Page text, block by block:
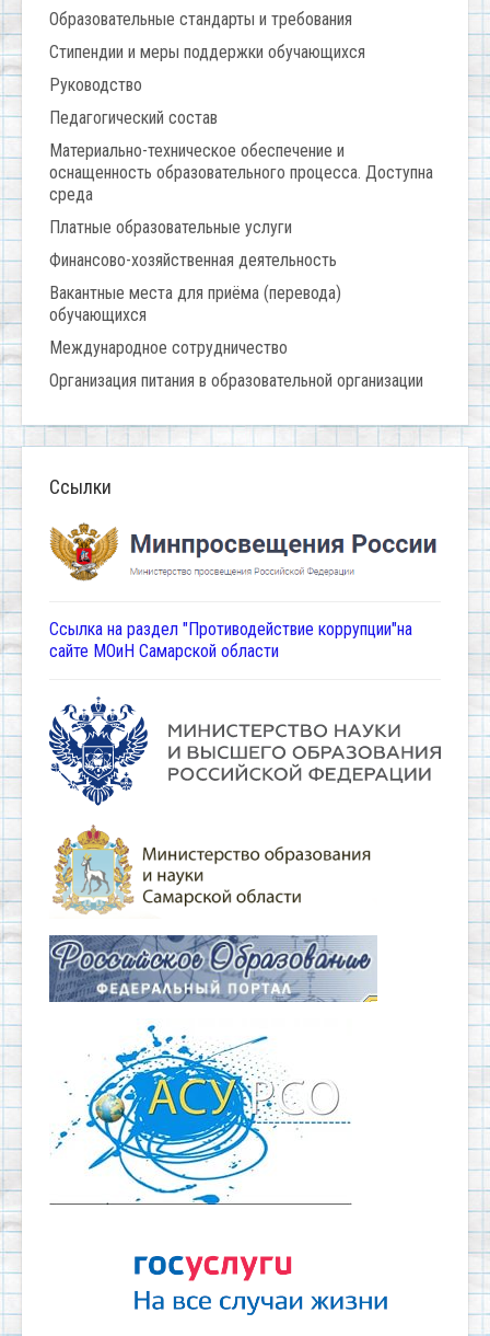
Образовательные стандарты и требования
Стипендии и меры поддержки обучающихся
Руководство
Педагогический состав
Материально-техническое обеспечение и
оснащенность образовательного процесса. Доступна
среда
Платные образовательные услуги
Финансово-хозяйственная деятельность
Вакантные места для приёма (перевода)
обучающихся
Международное сотрудничество
Организация питания в образовательной организации
Ссылки
Ссылка на раздел "Противодействие коррупции"на
сайте МОиН Самарской области